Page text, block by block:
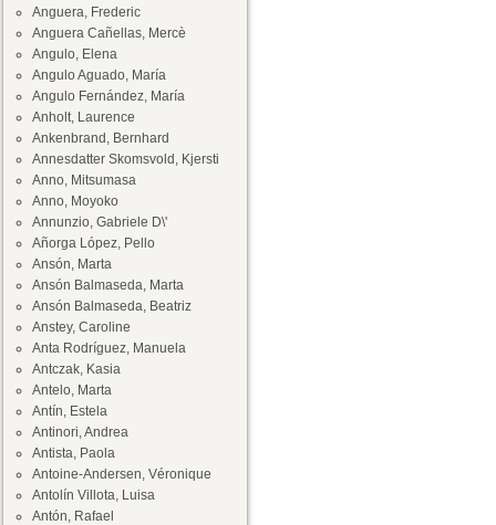
Anguera, Frederic
Anguera Cañellas, Mercè
Angulo, Elena
Angulo Aguado, María
Angulo Fernández, María
Anholt, Laurence
Ankenbrand, Bernhard
Annesdatter Skomsvold, Kjersti
Anno, Mitsumasa
Anno, Moyoko
Annunzio, Gabriele D\'
Añorga López, Pello
Ansón, Marta
Ansón Balmaseda, Marta
Ansón Balmaseda, Beatriz
Anstey, Caroline
Anta Rodríguez, Manuela
Antczak, Kasia
Antelo, Marta
Antín, Estela
Antinori, Andrea
Antista, Paola
Antoine-Andersen, Véronique
Antolín Villota, Luisa
Antón, Rafael